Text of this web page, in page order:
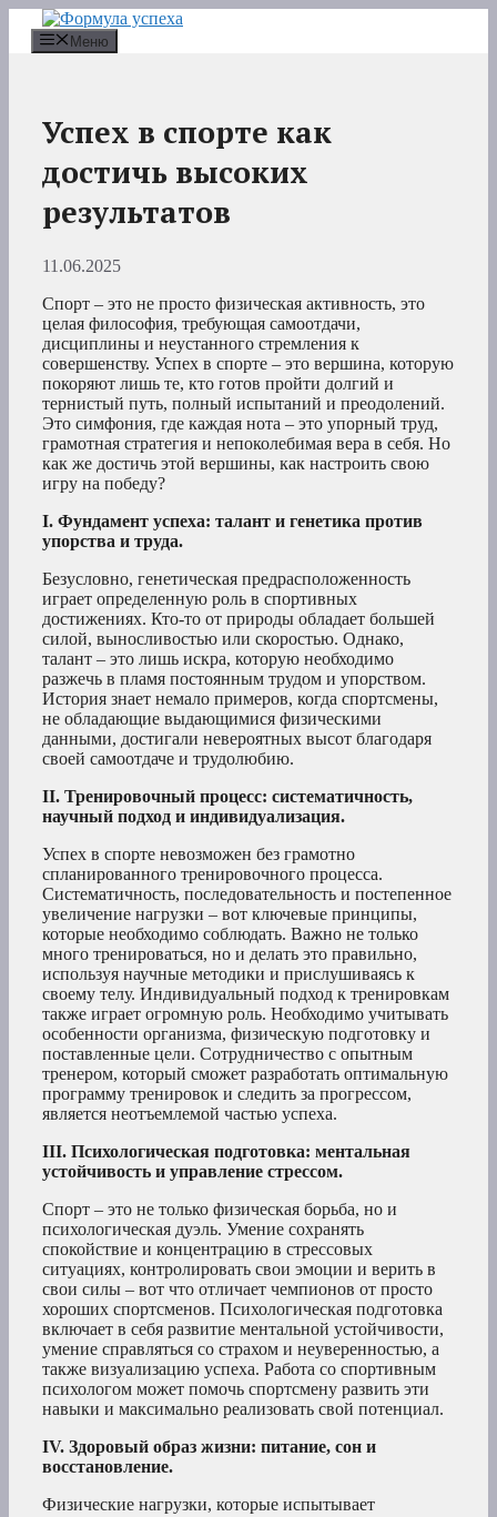
Перейти
содержимому
Меню
Успех в спорте как
достичь высоких
результатов
11.06.2025
Спорт – это не просто физическая активность, это
целая философия, требующая самоотдачи,
дисциплины и неустанного стремления к
совершенству. Успех в спорте – это вершина, которую
покоряют лишь те, кто готов пройти долгий и
тернистый путь, полный испытаний и преодолений.
Это симфония, где каждая нота – это упорный труд,
грамотная стратегия и непоколебимая вера в себя. Но
как же достичь этой вершины, как настроить свою
игру на победу?
I. Фундамент успеха: талант и генетика против
упорства и труда.
Безусловно, генетическая предрасположенность
играет определенную роль в спортивных
достижениях. Кто-то от природы обладает большей
силой, выносливостью или скоростью. Однако,
талант – это лишь искра, которую необходимо
разжечь в пламя постоянным трудом и упорством.
История знает немало примеров, когда спортсмены,
не обладающие выдающимися физическими
данными, достигали невероятных высот благодаря
своей самоотдаче и трудолюбию.
II. Тренировочный процесс: систематичность,
научный подход и индивидуализация.
Успех в спорте невозможен без грамотно
спланированного тренировочного процесса.
Систематичность, последовательность и постепенное
увеличение нагрузки – вот ключевые принципы,
которые необходимо соблюдать. Важно не только
много тренироваться, но и делать это правильно,
используя научные методики и прислушиваясь к
своему телу. Индивидуальный подход к тренировкам
также играет огромную роль. Необходимо учитывать
особенности организма, физическую подготовку и
поставленные цели. Сотрудничество с опытным
тренером, который сможет разработать оптимальную
программу тренировок и следить за прогрессом,
является неотъемлемой частью успеха.
III. Психологическая подготовка: ментальная
устойчивость и управление стрессом.
Спорт – это не только физическая борьба, но и
психологическая дуэль. Умение сохранять
спокойствие и концентрацию в стрессовых
ситуациях, контролировать свои эмоции и верить в
свои силы – вот что отличает чемпионов от просто
хороших спортсменов. Психологическая подготовка
включает в себя развитие ментальной устойчивости,
умение справляться со страхом и неуверенностью, а
также визуализацию успеха. Работа со спортивным
психологом может помочь спортсмену развить эти
навыки и максимально реализовать свой потенциал.
IV. Здоровый образ жизни: питание, сон и
восстановление.
Физические нагрузки, которые испытывает